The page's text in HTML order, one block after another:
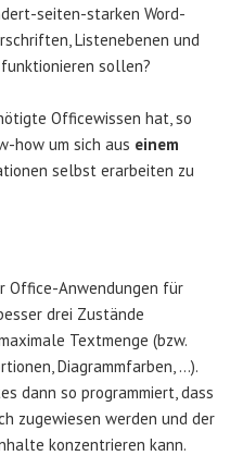
seiten-starken Word-
Listenebenen und
sollen?
Officewissen hat, so
how um sich aus einem
selbst erarbeiten zu
Office-Anwendungen für
drei Zustände
Textmenge (bzw.
Diagrammfarben, …).
dann so programmiert, dass
zugewiesen werden und der
konzentrieren kann.